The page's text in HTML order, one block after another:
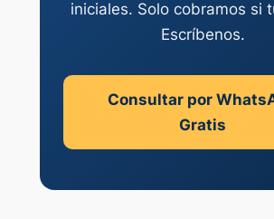
iniciales. Solo cobramos si
Escríbenos.
Consultar por
Gratis